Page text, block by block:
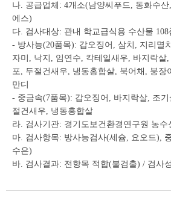
나. 공급업체: 4개소(남양씨푸드, 동화수
에스)
다. 검사대상: 관내 학교급식용 수산물
- 방사능(20품목): 갑오징어, 삼치, 지리멸
자미, 낙지, 임연수, 칵테일새우, 바지락살
포, 두절건새우, 냉동홍합살, 북어채, 붕장
만디
- 중금속(7품목): 갑오징어, 바지락살, 조
절건새우, 냉동홍합살
라. 검사기관: 경기도보건환경연구원 농수
마. 검사항목: 방사능검사(세슘, 요오드),
수은)
바. 검사결과: 전항목 적합(불검출) / 검사